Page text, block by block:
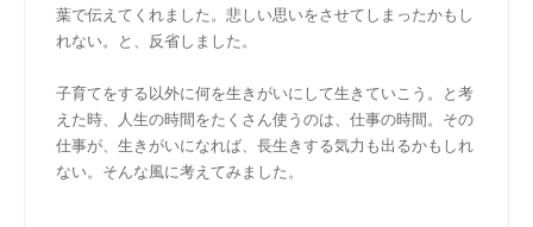
葉で伝えてくれました。悲しい思いをさせてしまったかもし
れない。と、反省しました。
子育てをする以外に何を生きがいにして生きていこう。と考
えた時、人生の時間をたくさん使うのは、仕事の時間。その
仕事が、生きがいになれば、長生きする気力も出るかもしれ
ない。そんな風に考えてみました。